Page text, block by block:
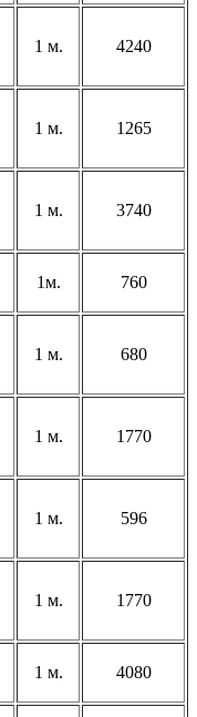
1 м. 4240
1 м. 1265
1 м. 3740
1м. 760
1 м. 680
1 м. 1770
1 м. 596
1 м. 1770
1 м. 4080